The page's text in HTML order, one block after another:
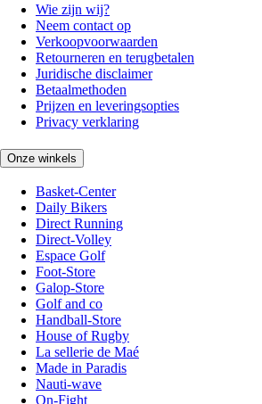
Wie zijn wij?
Neem contact op
Verkoopvoorwaarden
Retourneren en terugbetalen
Juridische disclaimer
Betaalmethoden
Prijzen en leveringsopties
Privacy verklaring
Onze winkels
Basket-Center
Daily Bikers
Direct Running
Direct-Volley
Espace Golf
Foot-Store
Galop-Store
Golf and co
Handball-Store
House of Rugby
La sellerie de Maé
Made in Paradis
Nauti-wave
On-Fight